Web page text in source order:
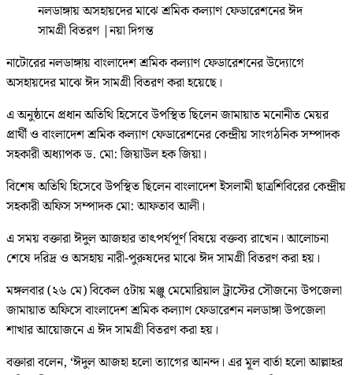
নলডাঙ্গায় অসহায়দের মাঝে শ্রমিক কল্যাণ ফেডারেশনের ঈদ
সামগ্রী বিতরণ |নয়া দিগন্ত
নাটোরের নলডাঙ্গায় বাংলাদেশ শ্রমিক কল্যাণ ফেডারেশনের উদ্যোগে
অসহায়দের মাঝে ঈদ সামগ্রী বিতরণ করা হয়েছে।
এ অনুষ্ঠানে প্রধান অতিথি হিসেবে উপস্থিত ছিলেন জামায়াত মনোনীত মেয়র
প্রার্থী ও বাংলাদেশ শ্রমিক কল্যাণ ফেডারেশনের কেন্দ্রীয় সাংগঠনিক সম্পাদক
সহকারী অধ্যাপক ড. মো: জিয়াউল হক জিয়া।
বিশেষ অতিথি হিসেবে উপস্থিত ছিলেন বাংলাদেশ ইসলামী ছাত্রশিবিরের কেন্দ্রীয়
সহকারী অফিস সম্পাদক মো: আফতাব আলী।
এ সময় বক্তারা ঈদুল আজহার তাৎপর্যপূর্ণ বিষয়ে বক্তব্য রাখেন। আলোচনা
শেষে দরিদ্র ও অসহায় নারী-পুরুষদের মাঝে ঈদ সামগ্রী বিতরণ করা হয়।
মঙ্গলবার (২৬ মে) বিকেল ৫টায় মঞ্জু মেমোরিয়াল ট্রাস্টের সৌজন্যে উপজেলা
জামায়াত অফিসে বাংলাদেশ শ্রমিক কল্যাণ ফেডারেশন নলডাঙ্গা উপজেলা
শাখার আয়োজনে এ ঈদ সামগ্রী বিতরণ করা হয়।
বক্তারা বলেন, ‘ঈদুল আজহা হলো ত্যাগের আনন্দ। এর মূল বার্তা হলো আল্লাহর